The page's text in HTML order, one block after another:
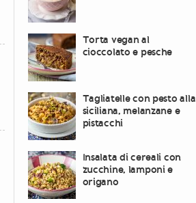
Torta vegan al
cioccolato e pesche
Tagliatelle con pesto alla
siciliana, melanzane e
pistacchi
Insalata di cereali con
zucchine, lamponi e
origano